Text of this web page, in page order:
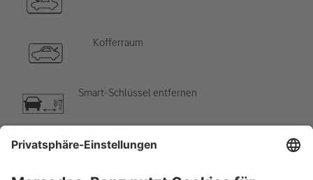
Kofferraum
Smart-Schlüssel entfernen
Klimaanlage